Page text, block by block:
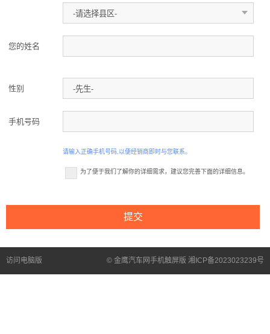
您的姓名
性别
手机号码
请输入正确手机号码,以便经销商即时与您联系。
为了便于我们了解你的详细需求，建议您完善下面的详细信息。
访问电脑版 © 金鹰汽车网手机触屏版 湘ICP备2023023239号